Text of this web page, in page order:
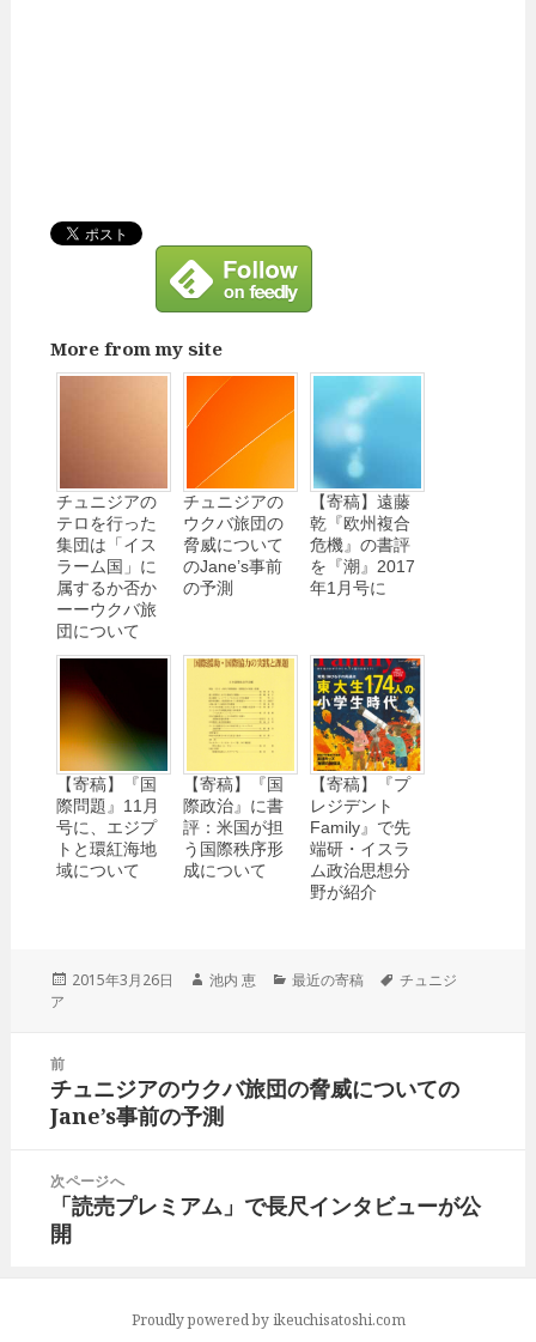
More from my site
チュニジアの
テロを行った
集団は「イス
ラーム国」に
属するか否か
ーーウクバ旅
団について
チュニジアの
ウクバ旅団の
脅威について
のJane’s事前
の予測
【寄稿】遠藤
乾『欧州複合
危機』の書評
を『潮』2017
年1月号に
【寄稿】『国
際問題』11月
号に、エジプ
トと環紅海地
域について
【寄稿】『国
際政治』に書
評：米国が担
う国際秩序形
成について
【寄稿】『プ
レジデント
Family』で先
端研・イスラ
ム政治思想分
野が紹介
投
2015年3月26日
作
池内 恵
カ
最近の寄稿
タ
チュニジ
ア
前
前
の
稿:
チュニジアのウクバ旅団の脅威についての
Jane’s事前の予測
次ページへ
次
の
「読売プレミアム」で長尺インタビューが公
開
Proudly powered by ikeuchisatoshi.com